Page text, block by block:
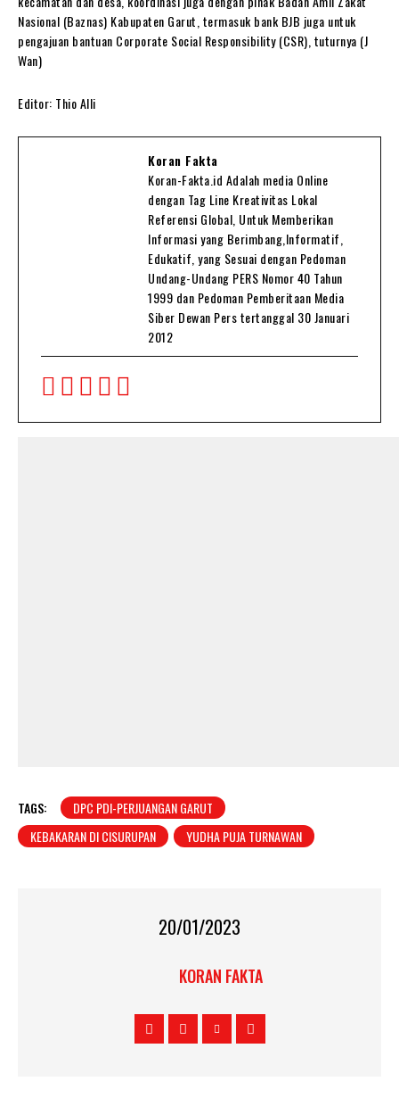
Nasional (Baznas) Kabupaten Garut, termasuk bank BJB juga untuk
pengajuan bantuan Corporate Social Responsibility (CSR), tuturnya (J
Wan)
Editor: Thio Alli
Koran Fakta
Koran-Fakta.id Adalah media Online
dengan Tag Line Kreativitas Lokal
Referensi Global, Untuk Memberikan
Informasi yang Berimbang,Informatif,
Edukatif, yang Sesuai dengan Pedoman
Undang-Undang PERS Nomor 40 Tahun
1999 dan Pedoman Pemberitaan Media
Siber Dewan Pers tertanggal 30 Januari
2012
TAGS:
DPC PDI-PERJUANGAN GARUT
KEBAKARAN DI CISURUPAN
YUDHA PUJA TURNAWAN
20/01/2023
KORAN FAKTA